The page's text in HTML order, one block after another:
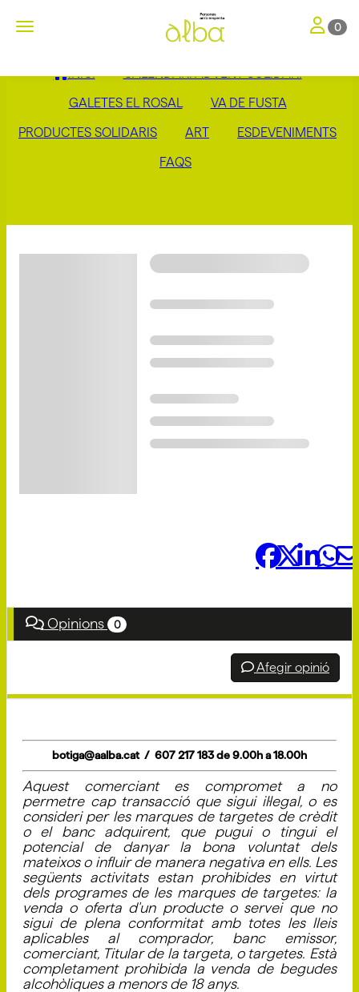
Toggle navigation Toggle
0
INICI CALENDARI ADVENT SOLIDARI
GALETES EL ROSAL VA DE FUSTA
PRODUCTES SOLIDARIS ART ESDEVENIMENTS
FAQS
Opinions 0
Afegir opinió
botiga@aalba.cat / 607 217 183 de 9.00h a 18.00h
Aquest comerciant es compromet a no
permetre cap transacció que sigui il·legal, o es
consideri per les marques de targetes de crèdit
o el banc adquirent, que pugui o tingui el
potencial de danyar la bona voluntat dels
mateixos o influir de manera negativa en ells. Les
següents activitats estan prohibides en virtut
dels programes de les marques de targetes: la
venda o oferta d'un producte o servei que no
sigui de plena conformitat amb totes les lleis
aplicables al comprador, banc emissor,
comerciant, Titular de la targeta, o targetes. Està
completament prohibida la venda de begudes
alcohòliques a menors de 18 anys.